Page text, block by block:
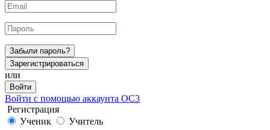
Забыли пароль?
Зарегистрироваться
или
Войти
Войти с помощью аккаунта ОС3
Регистрация
Ученик
Учитель